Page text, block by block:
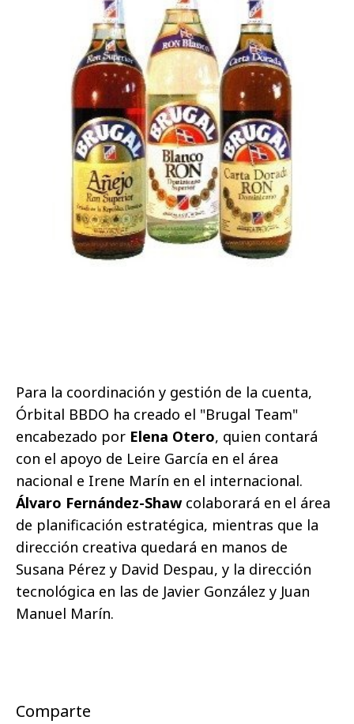
Para la coordinación y gestión de la cuenta,
Órbital BBDO ha creado el "Brugal Team"
encabezado por Elena Otero, quien contará
con el apoyo de Leire García en el área
nacional e Irene Marín en el internacional.
Álvaro Fernández-Shaw colaborará en el área
de planificación estratégica, mientras que la
dirección creativa quedará en manos de
Susana Pérez y David Despau, y la dirección
tecnológica en las de Javier González y Juan
Manuel Marín.
Comparte